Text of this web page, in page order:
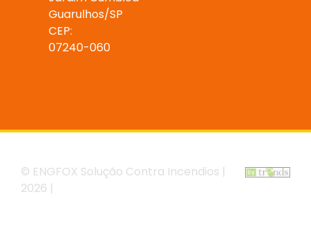
Guarulhos/SP
CEP:
07240-060
© ENGFOX Solução Contra Incendios |
2026 |